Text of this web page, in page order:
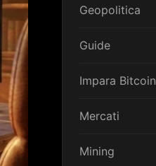
Geopolitica
Guide
Impara Bitcoin
Mercati
Mining